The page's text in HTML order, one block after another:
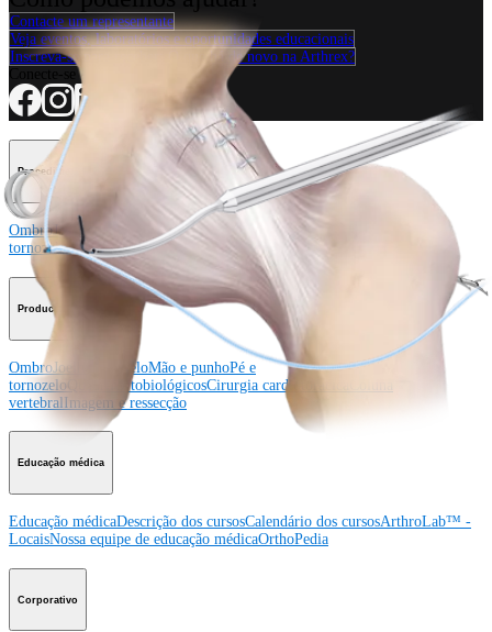
Contacte um representante
Veja eventos, laboratórios e oportunidades educacionais
Inscreva-se para receber: O que há de novo na Arthrex?
Conecte-se conosco
Procedimento
OmbroJoelho Mão e punho
Pé e
tornozeloQuadrilOrtobiológicos Cirurgia cardiotorácica
Producto
OmbroJoelho CotoveloMão e punhoPé e
tornozelo
OrtobiológicosCirurgia cardiotorácica
vertebral
Imagem e ressecção
Educação médica
Educação médicaDescrição dos cursosCalendário dos cursosArthroLab™ -
LocaisNossa equipe de educação médicaOrthoPedia
Corporativo